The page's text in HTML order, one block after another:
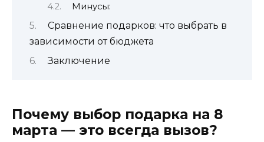
Минусы:
Сравнение подарков: что выбрать в
зависимости от бюджета
Заключение
Почему выбор подарка на 8
марта — это всегда вызов?